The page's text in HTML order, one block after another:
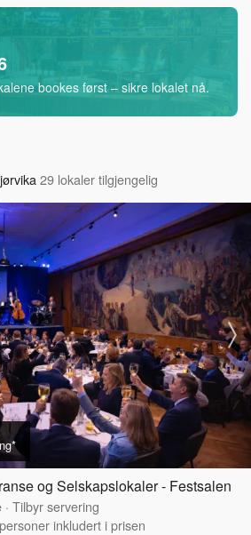
bookes først – sikre lokalet nå.
29 lokaler tilgjengelig
og Selskapslokaler - Festsalen
· Tilbyr servering
inkludert i prisen